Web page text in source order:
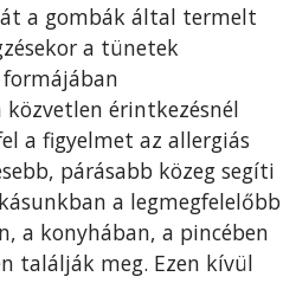
a gombák által termelt
a tünetek
érintkezésnél
a figyelmet az allergiás
párásabb közeg segíti
a legmegfelelőbb
a konyhában, a pincében
találják meg. Ezen kívül